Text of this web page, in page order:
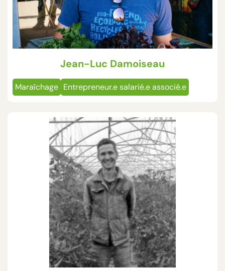
Jean-Luc Damoiseau
Maraîchage Entrepreneur.e salarié.e associé.e